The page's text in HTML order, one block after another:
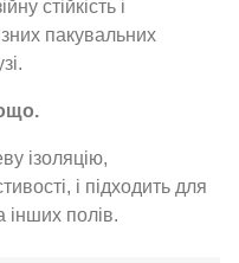
стійкість і
пакувальних
ізоляцію,
і підходить для
інших полів.